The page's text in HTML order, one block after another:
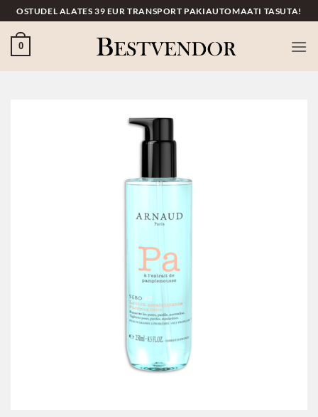
Skip
to
content
OSTUDEL ALATES 39 EUR TRANSPORT PAKIAUTOMAATI TASUTA!
0